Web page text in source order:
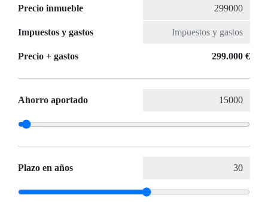
Precio inmueble
Impuestos y gastos
Precio + gastos 299.000 €
Ahorro aportado
Plazo en años